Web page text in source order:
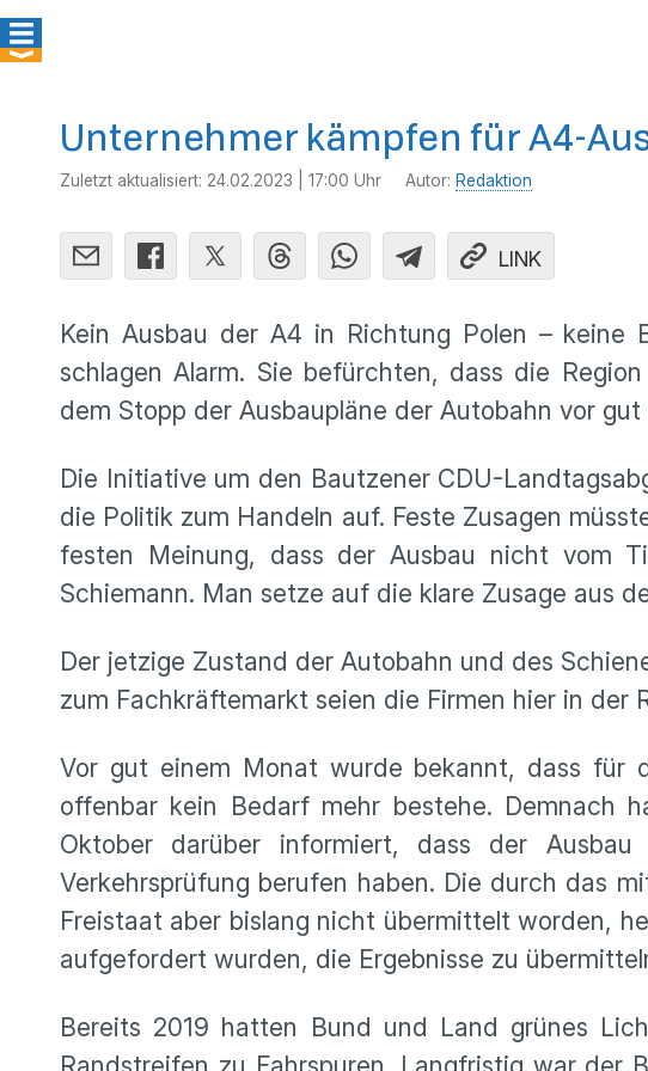
Unternehmer kämpfen für A4-
Zuletzt aktualisiert: 24.02.2023 | 17:00 Uhr Autor: Redaktion
LINK
Kein Ausbau der A4 in Richtung Polen – keine
schlagen Alarm. Sie befürchten, dass die
dem Stopp der Ausbaupläne der Autobahn vor
Die Initiative um den Bautzener CDU-
die Politik zum Handeln auf. Feste Zusagen
festen Meinung, dass der Ausbau nicht vom
Schiemann. Man setze auf die klare Zusage aus
Der jetzige Zustand der Autobahn und des
zum Fachkräftemarkt seien die Firmen hier in der
Vor gut einem Monat wurde bekannt, dass für
offenbar kein Bedarf mehr bestehe. Demnach
Oktober darüber informiert, dass der
Verkehrsprüfung berufen haben. Die durch das
Freistaat aber bislang nicht übermittelt worden,
aufgefordert wurden, die Ergebnisse zu
Bereits 2019 hatten Bund und Land grünes